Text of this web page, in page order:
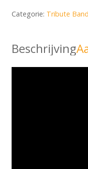
Categorie: Tribute
Beschrijving